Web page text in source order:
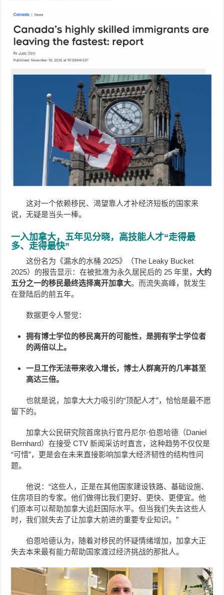
这对一个依赖移民、渴望靠人才补经济短板的国家来
说，无疑是当头一棒。
一入加拿大，五年见分晓，高技能人才“走得最
多、走得最快”
这份名为《漏水的水桶 2025》（The Leaky Bucket
2025）的报告显示：在被批准为永久居民后的 25 年里， 大约
五分之一的移民最终选择离开加拿大。而流失高峰，就发生
在登陆后的前五年。
数据更令人警觉：
拥有博士学位的移民离开的可能性，是拥有学士学位者
的两倍以上。
一旦工作无法带来收入增长，博士人群离开的几率甚至
高达三倍。
也就是说，加拿大大力吸引的“顶配人才”，恰恰是最不愿
留下的。
加拿大公民研究院首席执行官丹尼尔·伯恩哈德（Daniel
Bernhard）在接受 CTV 新闻采访时直言，这种趋势不仅仅是
“可惜”，更是会在未来直接影响加拿大经济韧性的结构性问
题。
他说：“这些人，正是在其他国家建设铁路、基础设施、
住房项目的专家。他们做得比我们更好、更快、更便宜。他
们原本可以帮助加拿大追赶国际水平。但当我们失去这些人
时，我们就失去了让加拿大前进的重要专业知识。”
伯恩哈德认为，随着对移民的怀疑情绪增加，加拿大正
失去本来最有能力帮助国家渡过经济挑战的那批人。